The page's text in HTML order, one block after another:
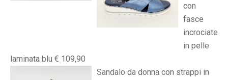
con
fasce
incrociate
in pelle
laminata blu € 109,90
Sandalo da donna con strappi in